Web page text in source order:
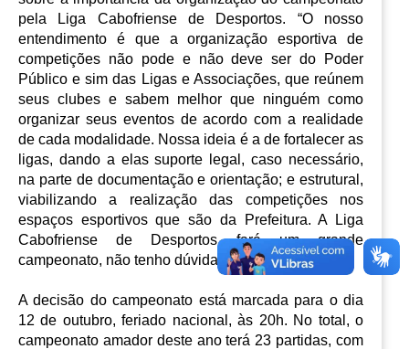
pela Liga Cabofriense de Desportos. “O nosso
entendimento é que a organização esportiva de
competições não pode e não deve ser do Poder
Público e sim das Ligas e Associações, que reúnem
seus clubes e sabem melhor que ninguém como
organizar seus eventos de acordo com a realidade
de cada modalidade. Nossa ideia é a de fortalecer as
ligas, dando a elas suporte legal, caso necessário,
na parte de documentação e orientação; e estrutural,
viabilizando a realização das competições nos
espaços esportivos que são da Prefeitura. A Liga
Cabofriense de Desportos fará um grande
campeonato, não tenho dúvida disso”, analisou.
A decisão do campeonato está marcada para o dia
12 de outubro, feriado nacional, às 20h. No total, o
campeonato amador deste ano terá 23 partidas, com